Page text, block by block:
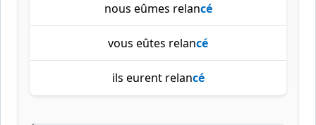
nous eûmes relancé
vous eûtes relancé
ils eurent relancé